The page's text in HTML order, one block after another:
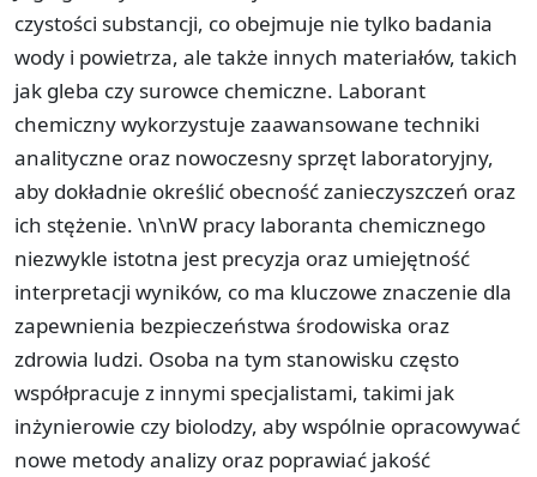
czystości substancji, co obejmuje nie tylko badania
wody i powietrza, ale także innych materiałów, takich
jak gleba czy surowce chemiczne. Laborant
chemiczny wykorzystuje zaawansowane techniki
analityczne oraz nowoczesny sprzęt laboratoryjny,
aby dokładnie określić obecność zanieczyszczeń oraz
ich stężenie. \n\nW pracy laboranta chemicznego
niezwykle istotna jest precyzja oraz umiejętność
interpretacji wyników, co ma kluczowe znaczenie dla
zapewnienia bezpieczeństwa środowiska oraz
zdrowia ludzi. Osoba na tym stanowisku często
współpracuje z innymi specjalistami, takimi jak
inżynierowie czy biolodzy, aby wspólnie opracowywać
nowe metody analizy oraz poprawiać jakość